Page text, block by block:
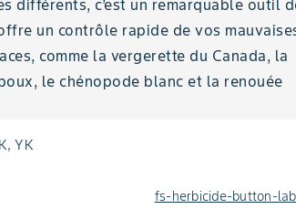
différents, c’est un remarquable outil
un contrôle rapide de vos
comme la vergerette du Canada, la
le chénopode blanc et la renouée
YK
fs-herbicide-button-